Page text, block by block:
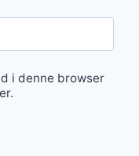
i denne browser